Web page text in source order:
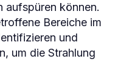
aufspüren können.
Bereiche im
und
um die Strahlung